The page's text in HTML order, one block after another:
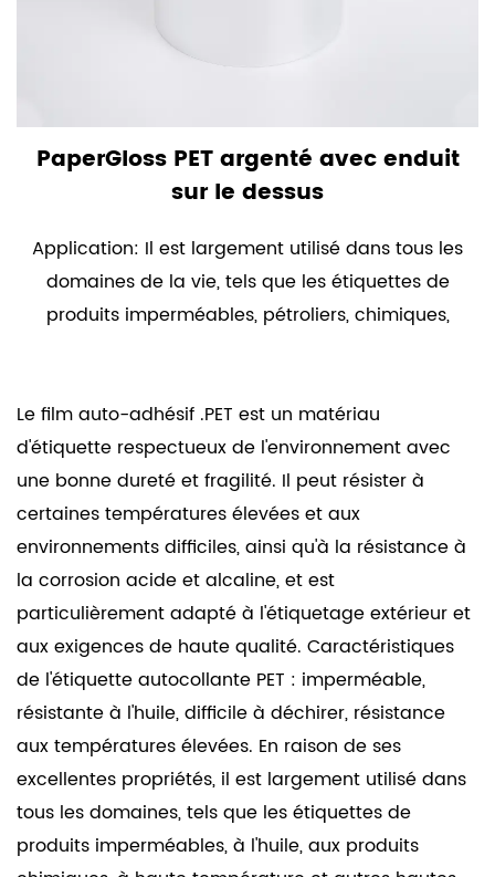
PaperGloss PET argenté avec enduit
sur le dessus
Application: Il est largement utilisé dans tous les
domaines de la vie, tels que les étiquettes de
produits imperméables, pétroliers, chimiques,
Le film auto-adhésif .PET est un matériau
d'étiquette respectueux de l'environnement avec
une bonne dureté et fragilité. Il peut résister à
certaines températures élevées et aux
environnements difficiles, ainsi qu'à la résistance à
la corrosion acide et alcaline, et est
particulièrement adapté à l'étiquetage extérieur et
aux exigences de haute qualité. Caractéristiques
de l'étiquette autocollante PET : imperméable,
résistante à l'huile, difficile à déchirer, résistance
aux températures élevées. En raison de ses
excellentes propriétés, il est largement utilisé dans
tous les domaines, tels que les étiquettes de
produits imperméables, à l'huile, aux produits